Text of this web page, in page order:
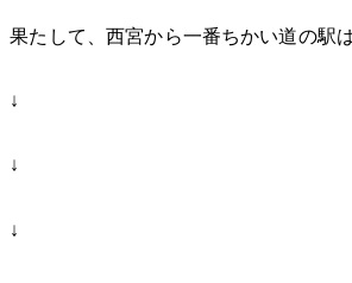
果たして、西宮から一番ちかい道の駅
↓
↓
↓